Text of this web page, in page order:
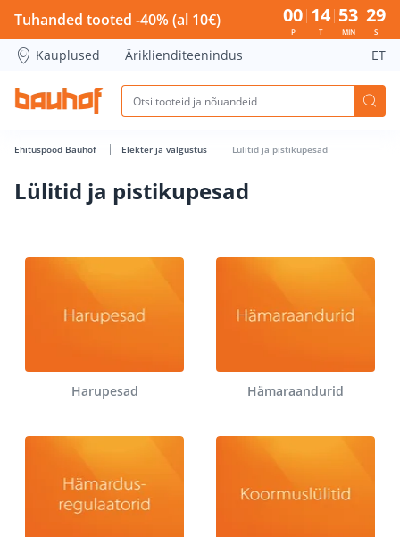
Lülitid ja pistikupesad - Bauhof has loaded
Tuhanded tooted -40% (al 10€) 00
P
14
T
53
MIN
29
S
Kauplused Äriklienditeenindus ET
Ehituspood Bauhof Elekter ja valgustus Lülitid ja pistikupesad
Lülitid ja pistikupesad
Harupesad Hämaraandurid